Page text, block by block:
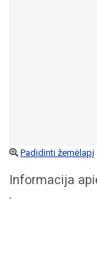
Padidinti žemėlapį
Informacija
-